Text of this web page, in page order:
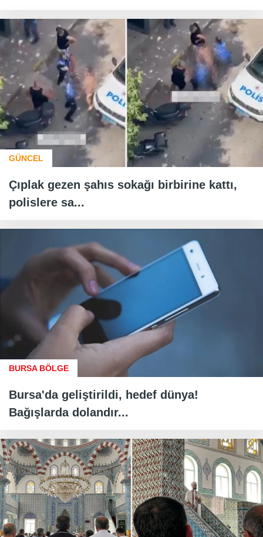
GÜNCEL
Çıplak gezen şahıs sokağı birbirine kattı,
polislere sa...
BURSA BÖLGE
Bursa'da geliştirildi, hedef dünya!
Bağışlarda dolandır...